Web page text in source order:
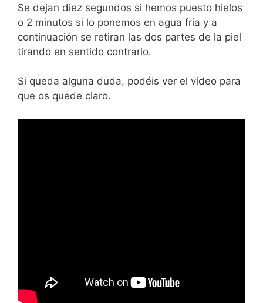
Se dejan diez segundos si hemos puesto hielos
o 2 minutos si lo ponemos en agua fría y a
continuación se retiran las dos partes de la piel
tirando en sentido contrario.
Si queda alguna duda, podéis ver el vídeo para
que os quede claro.